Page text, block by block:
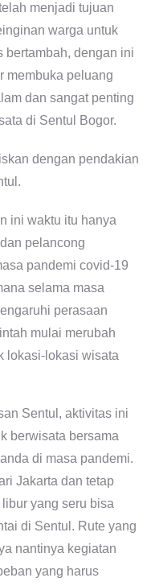
menjadi tujuan
warga untuk
bertambah, dengan ini
membuka peluang
dan sangat penting
di Sentul Bogor.
ini waktu itu hanya
pelancong
pandemi covid-19
selama masa
perasaan
mulai merubah
lokasi-lokasi wisata
Sentul, aktivitas ini
berwisata bersama
di masa pandemi.
Jakarta dan tetap
yang seru bisa
di Sentul. Rute yang
nantinya kegiatan
yang harus